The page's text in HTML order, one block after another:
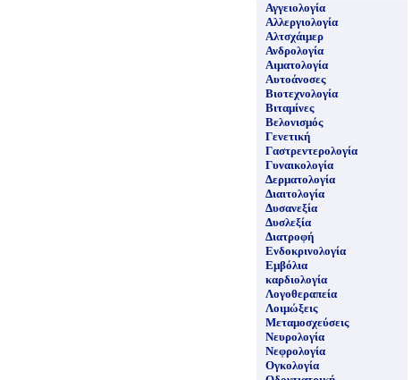
Αγγειολογία
Αλλεργιολογία
Αλτσχάιμερ
Ανδρολογία
Αιματολογία
Αυτοάνοσες
Βιοτεχνολογία
Βιταμίνες
Βελονισμός
Γενετική
Γαστρεντερολογία
Γυναικολογία
Δερματολογία
Διαιτολογία
Δυσανεξία
Δυσλεξία
Διατροφή
Ενδοκρινολογία
Εμβόλια
καρδιολογία
Λογοθεραπεία
Λοιμώξεις
Μεταμοσχεύσεις
Νευρολογία
Νεφρολογία
Ογκολογία